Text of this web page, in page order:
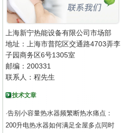
上海新宁热能设备有限公司市场部
地址：上海市普陀区交通路4703弄李
子园商务区6号1305室
邮编：200331
联系人：程先生
技术文章
·告别小容量热水器频繁断热水痛点：
200升电热水器如何满足全屋多点同时